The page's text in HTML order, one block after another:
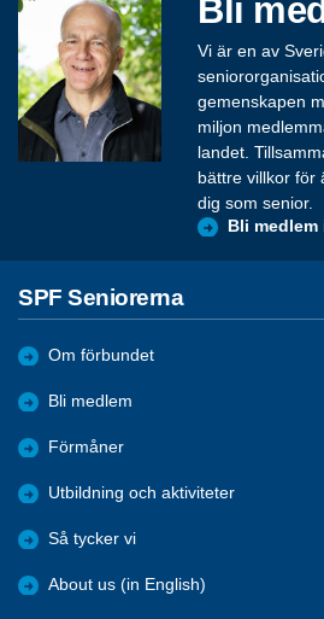
Bli
Vi är en av
gemenskapen
miljon
landet.
bättre villkor för
dig som senior.
Bli medlem
SPF Seniorerna
Om förbundet
Bli medlem
Förmåner
Utbildning och aktiviteter
Så tycker vi
About us (in English)